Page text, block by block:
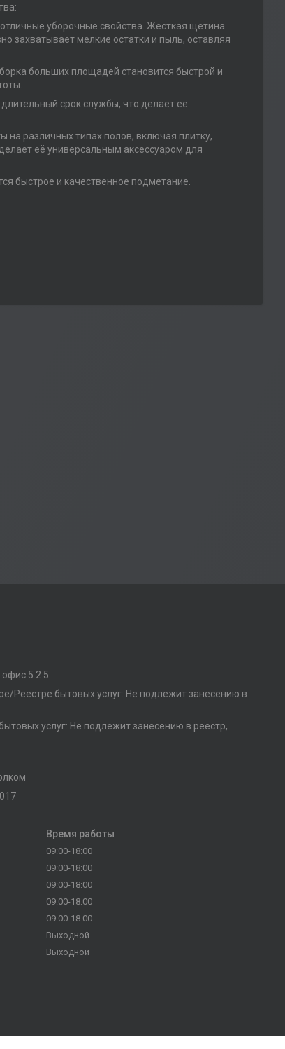
уборочные свойства. Жесткая щетина
захватывает мелкие остатки и пыль, оставляя
больших площадей становится быстрой и
срок службы, что делает её
на различных типах полов, включая плитку,
её универсальным аксессуаром для
быстрое и качественное подметание.
5.2.5.
Реестре бытовых услуг: Не подлежит занесению в
услуг: Не подлежит занесению в реестр,
Время работы
09:00-18:00
09:00-18:00
09:00-18:00
09:00-18:00
09:00-18:00
Выходной
Выходной